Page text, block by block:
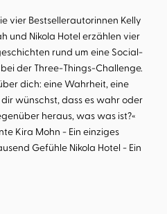
vier Bestsellerautorinnen Kelly
und Nikola Hotel erzählen vier
rund um eine Social-
der Three-Things-Challenge.
dich: eine Wahrheit, eine
wünschst, dass es wahr oder
heraus, was was ist?«
Kira Mohn - Ein einziges
Gefühle Nikola Hotel - Ein